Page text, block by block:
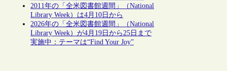
2011年の「全米図書館週間」（National
Library Week）は4月10日から
2026年の「全米図書館週間」（National
Library Week）が4月19日から25日まで
実施中：テーマは“Find Your Joy”